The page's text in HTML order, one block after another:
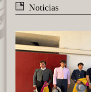
Noticias